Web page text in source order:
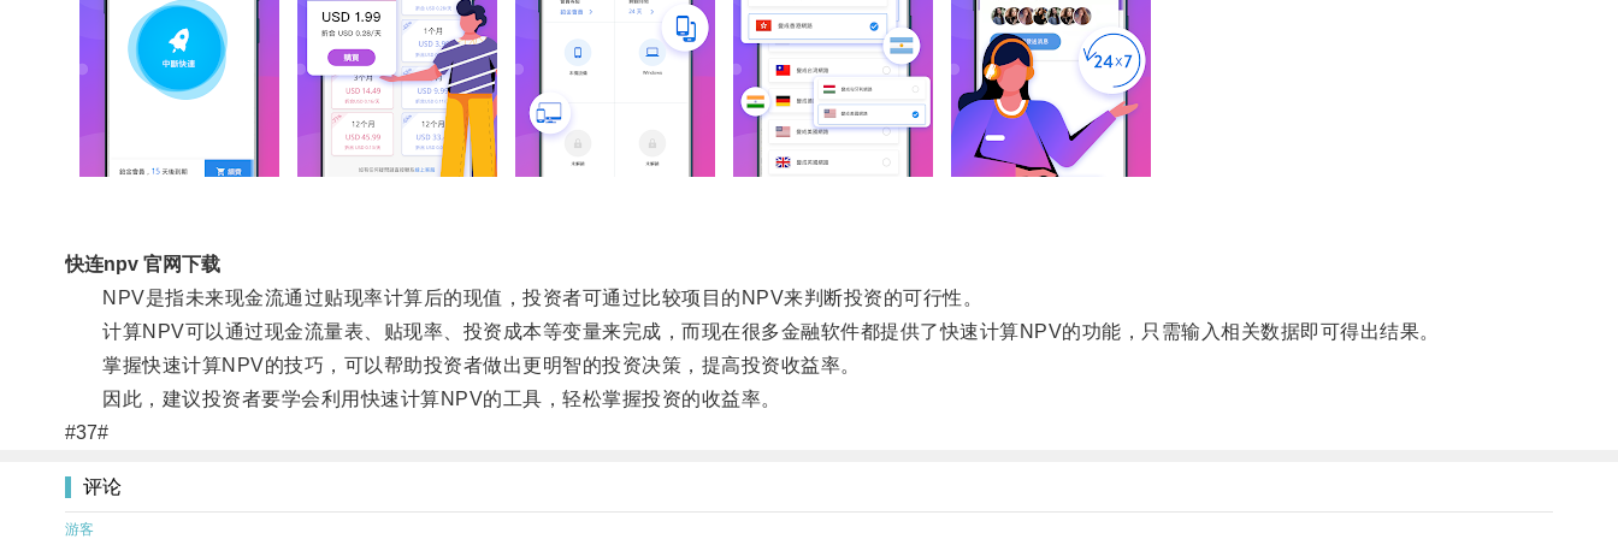
快连npv 官网下载
NPV是指未来现金流通过贴现率计算后的现值，投资者可通过比较项目的NPV来判断投资的可行性。
计算NPV可以通过现金流量表、贴现率、投资成本等变量来完成，而现在很多金融软件都提供了快速计算NPV的功能，只需输入相关数据即可得出结果。
掌握快速计算NPV的技巧，可以帮助投资者做出更明智的投资决策，提高投资收益率。
因此，建议投资者要学会利用快速计算NPV的工具，轻松掌握投资的收益率。
#37#
评论
游客